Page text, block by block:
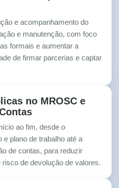
e acompanhamento do
e manutenção, com foco
formais e aumentar a
de firmar parcerias e captar
no MROSC e
ao fim, desde o
e plano de trabalho até a
de contas, para reduzir
de devolução de valores.